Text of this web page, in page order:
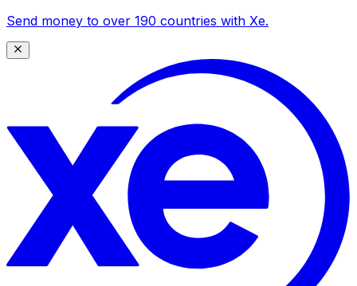
Send money to over 190 countries with Xe.